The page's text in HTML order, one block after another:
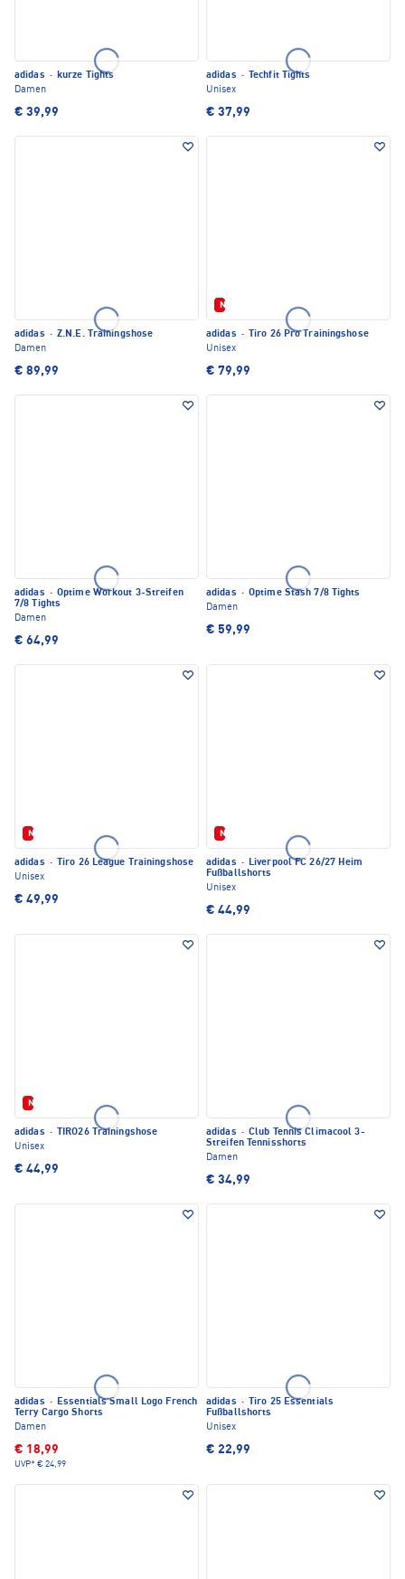
adidas · kurze Tights
Damen
€ 39,99
adidas ·
Techfit Tights
Unisex
€ 37,99
adidas · Z.N.E. Trainingshose
Damen
€ 89,99
Neu
adidas ·
Tiro 26 Pro Trainingshose
Unisex
€ 79,99
adidas · Optime Workout 3-Streifen
7/8 Tights
Damen
€ 64,99
adidas · Optime Stash 7/8 Tights
Damen
€ 59,99
Neu
adidas ·
Tiro 26 League Trainingshose
Unisex
€ 49,99
Neu
adidas · Liverpool FC 26/27 Heim
Fußballshorts
Unisex
€ 44,99
Neu
adidas ·
TIRO26 Trainingshose
Unisex
€ 44,99
adidas · Club Tennis Climacool 3-
Streifen Tennisshorts
Damen
€ 34,99
adidas · Essentials Small Logo French
Terry Cargo Shorts
Damen
€ 18,99
UVP* € 24,99
adidas ·
Tiro 25 Essentials
Fußballshorts
Unisex
€ 22,99